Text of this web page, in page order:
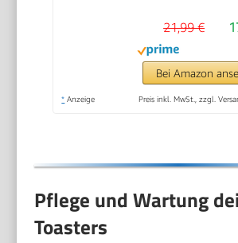
21,99 €
Bei Amazon
* Anzeige Preis inkl. MwSt., zzgl.
Pflege und Wartung
Toasters